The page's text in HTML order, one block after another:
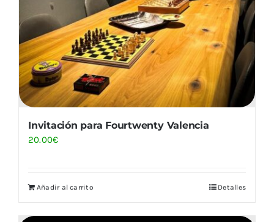
Invitación para Fourtwenty Valencia
20.00€
Añadir al carrito Detalles